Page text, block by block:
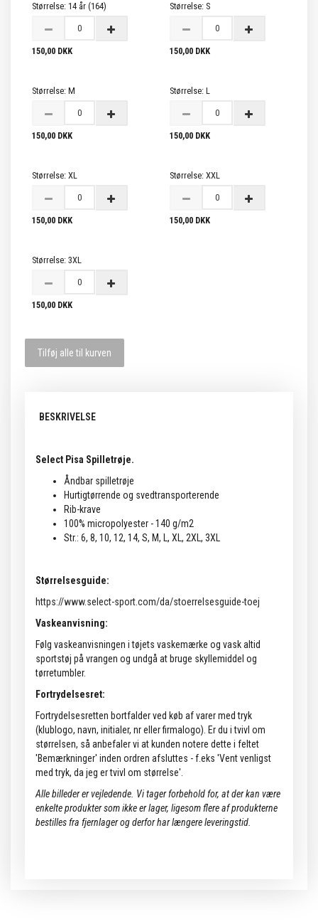
Størrelse: 14 år (164)
150,00 DKK
Størrelse: S
150,00 DKK
Størrelse: M
150,00 DKK
Størrelse: L
150,00 DKK
Størrelse: XL
150,00 DKK
Størrelse: XXL
150,00 DKK
Størrelse: 3XL
150,00 DKK
Tilføj alle til kurven
BESKRIVELSE
Select Pisa Spilletrøje.
Åndbar spilletrøje
Hurtigtørrende og svedtransporterende
Rib-krave
100% micropolyester - 140 g/m2
Str.: 6, 8, 10, 12, 14, S, M, L, XL, 2XL, 3XL
Størrelsesguide:
https://www.select-sport.com/da/stoerrelsesguide-toej
Vaskeanvisning:
Følg vaskeanvisningen i tøjets vaskemærke og vask altid
sportstøj på vrangen og undgå at bruge skyllemiddel og
tørretumbler.
Fortrydelsesret:
Fortrydelsesretten bortfalder ved køb af varer med tryk
(klublogo, navn, initialer, nr eller firmalogo). Er du i tvivl om
størrelsen, så anbefaler vi at kunden notere dette i feltet
'Bemærkninger' inden ordren afsluttes - f.eks 'Vent venligst
med tryk, da jeg er tvivl om størrelse'.
Alle billeder er vejledende. Vi tager forbehold for, at der kan være
enkelte produkter som ikke er lager, ligesom flere af produkterne
bestilles fra fjernlager og derfor har længere leveringstid.